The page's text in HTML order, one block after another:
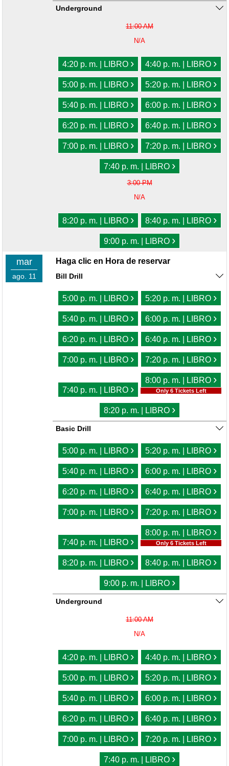
Underground
11:00 AM
N/A
4:20 p. m. | LIBRO › 4:40 p. m. | LIBRO ›
5:00 p. m. | LIBRO › 5:20 p. m. | LIBRO ›
5:40 p. m. | LIBRO › 6:00 p. m. | LIBRO ›
6:20 p. m. | LIBRO › 6:40 p. m. | LIBRO ›
7:00 p. m. | LIBRO › 7:20 p. m. | LIBRO ›
7:40 p. m. | LIBRO ›
3:00 PM
N/A
8:20 p. m. | LIBRO › 8:40 p. m. | LIBRO ›
9:00 p. m. | LIBRO ›
mar
ago. 11
Haga clic en Hora de reservar
Bill Drill
5:00 p. m. | LIBRO › 5:20 p. m. | LIBRO ›
5:40 p. m. | LIBRO › 6:00 p. m. | LIBRO ›
6:20 p. m. | LIBRO › 6:40 p. m. | LIBRO ›
7:00 p. m. | LIBRO › 7:20 p. m. | LIBRO ›
7:40 p. m. | LIBRO ›
8:00 p. m. | LIBRO ›
Only 6 Tickets Left
8:20 p. m. | LIBRO ›
Basic Drill
5:00 p. m. | LIBRO › 5:20 p. m. | LIBRO ›
5:40 p. m. | LIBRO › 6:00 p. m. | LIBRO ›
6:20 p. m. | LIBRO › 6:40 p. m. | LIBRO ›
7:00 p. m. | LIBRO › 7:20 p. m. | LIBRO ›
7:40 p. m. | LIBRO ›
8:00 p. m. | LIBRO ›
Only 6 Tickets Left
8:20 p. m. | LIBRO › 8:40 p. m. | LIBRO ›
9:00 p. m. | LIBRO ›
Underground
11:00 AM
N/A
4:20 p. m. | LIBRO › 4:40 p. m. | LIBRO ›
5:00 p. m. | LIBRO › 5:20 p. m. | LIBRO ›
5:40 p. m. | LIBRO › 6:00 p. m. | LIBRO ›
6:20 p. m. | LIBRO › 6:40 p. m. | LIBRO ›
7:00 p. m. | LIBRO › 7:20 p. m. | LIBRO ›
7:40 p. m. | LIBRO ›